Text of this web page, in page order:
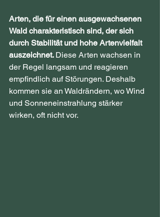
Arten, die für einen ausgewachsenen
Wald charakteristisch sind, der sich
durch Stabilität und hohe Artenvielfalt
auszeichnet. Diese Arten wachsen in
der Regel langsam und reagieren
empfindlich auf Störungen. Deshalb
kommen sie an Waldrändern, wo Wind
und Sonneneinstrahlung stärker
wirken, oft nicht vor.